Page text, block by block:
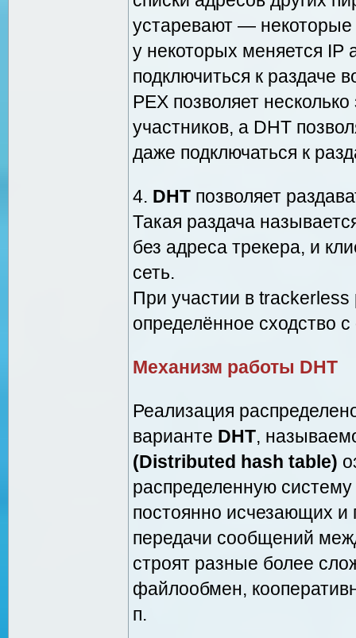
устаревают — некоторые
у некоторых меняется IP
подключиться к раздаче
PEX позволяет
участников, а DHT
даже подключаться к
4. DHT позволяет
Такая раздача
без адреса трекера, и
сеть.
При участии в
определённое сходство с
Механизм работы DHT
Реализация
варианте DHT,
(Distributed hash table)
распределенную
постоянно исчезающих
передачи сообщений
строят разные более
файлообмен,
п.